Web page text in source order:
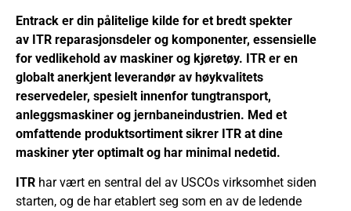
Entrack er din pålitelige kilde for et bredt spekter
av ITR reparasjonsdeler og komponenter, essensielle
for vedlikehold av maskiner og kjøretøy. ITR er en
globalt anerkjent leverandør av høykvalitets
reservedeler, spesielt innenfor tungtransport,
anleggsmaskiner og jernbaneindustrien. Med et
omfattende produktsortiment sikrer ITR at dine
maskiner yter optimalt og har minimal nedetid.
ITR har vært en sentral del av USCOs virksomhet siden
starten, og de har etablert seg som en av de ledende